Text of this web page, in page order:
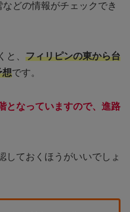
どの情報がチェックでき
と、 フィリピンの東から台
想です。
となっていますので、進路
しておくほうがいいでしょ